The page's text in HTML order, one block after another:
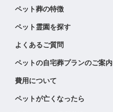
ペット葬の特徴
ペット霊園を探す
よくあるご質問
ペットの自宅葬プランのご案内
費用について
ペットが亡くなったら